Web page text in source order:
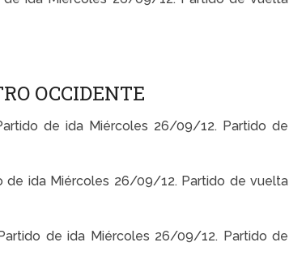
OCCIDENTE
de ida Miércoles 26/09/12. Partido de
de ida Miércoles 26/09/12. Partido de vuelta
de ida Miércoles 26/09/12. Partido de